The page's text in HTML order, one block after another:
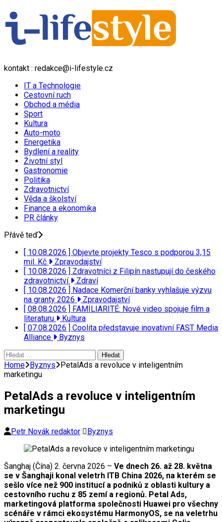
kontakt : redakce@i-lifestyle.cz
IT a Technologie
Cestovní ruch
Obchod a média
Sport
Kultura
Auto-moto
Energetika
Bydlení a reality
Životní styl
Gastronomie
Politika
Zdravotnictví
Věda a školství
Finance a ekonomika
PR články
Přávě teď
[ 10.08.2026 ] Objevte projekty Tesco s podporou 3,15
mil. Kč
Zpravodajství
[ 10.08.2026 ] Zdravotníci z Filipín nastupují do českého
zdravotnictví
Zdraví
[ 10.08.2026 ] Nadace Komerční banky vyhlašuje výzvu
na granty 2026
Zpravodajství
[ 08.08.2026 ] FAMILIARITÉ: Nové video spojuje film a
literaturu
Kultura
[ 07.08.2026 ] Coolita představuje inovativní FAST Media
Alliance
Byznys
Vyhledávání
Home Byznys
PetalAds a revoluce v inteligentním
marketingu
PetalAds a revoluce v inteligentním
marketingu
Petr Novák redaktor Byznys
Šanghaj (Čína) 2. června 2026 – Ve dnech 26. až 28. května
se v Šanghaji konal veletrh ITB China 2026, na kterém se
sešlo více než 900 institucí a podniků z oblasti kultury a
cestovního ruchu z 85 zemí a regionů. Petal Ads,
marketingová platforma společnosti Huawei pro všechny
scénáře v rámci ekosystému HarmonyOS, se na veletrhu